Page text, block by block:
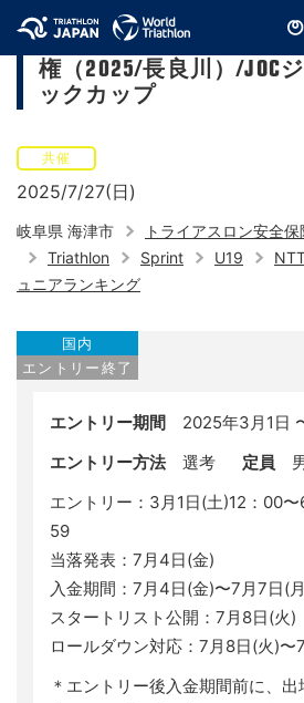
第27回日本ジュニアトラ
権（2025/長良川）/JOC
ックカップ
共催
2025/7/27(日)
岐阜県 海津市 トライアスロン安全保
Triathlon
Sprint U19
ュニアランキング
国内
エントリー終了
エントリー期間 2025年3月1日
エントリー方法選考 定員
エントリー：3月1日(土)12：00
59
当落発表：7月4日(金)
入金期間：7月4日(金)〜7月7日(
スタートリスト公開：7月8日(火)
ロールダウン対応：7月8日(火)〜
＊エントリー後入金期間前に、